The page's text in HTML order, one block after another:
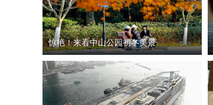
惊艳！来看中山公园初冬美景